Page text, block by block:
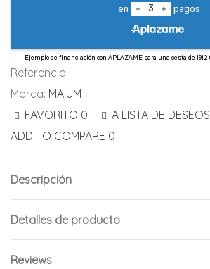
Referencia:
Marca: MAIUM
FAVORITO 0
A LISTA DE DESEOS
ADD TO COMPARE 0
Descripción
Detalles de producto
Reviews